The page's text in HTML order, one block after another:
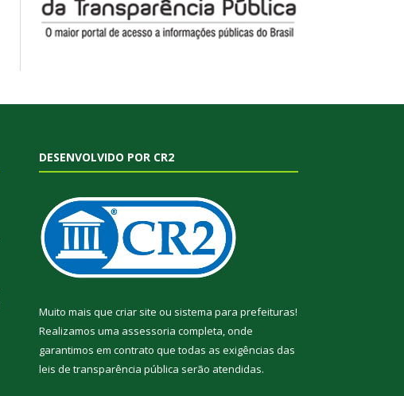
DESENVOLVIDO POR CR2
Muito mais que criar site ou sistema para prefeituras!
Realizamos uma assessoria completa, onde
garantimos em contrato que todas as exigências das
leis de transparência pública serão atendidas.